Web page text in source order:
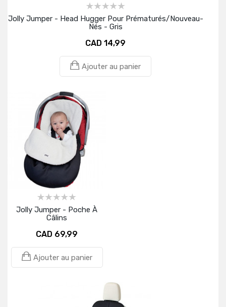
Jolly Jumper - Head Hugger Pour Prématurés/nouveau-
Nés - Gris
CAD 14,99
Ajouter au panier
Jolly Jumper - Poche À
Câlins
CAD 69,99
Ajouter au panier